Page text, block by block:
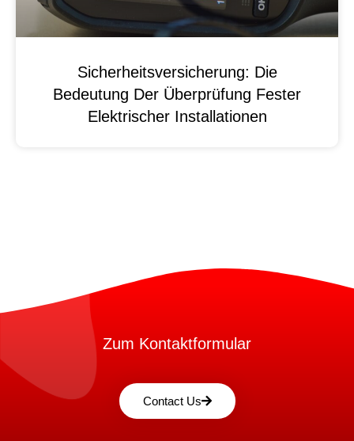
Sicherheitsversicherung: Die
Bedeutung Der Überprüfung Fester
Elektrischer Installationen
Zum Kontaktformular
Contact Us